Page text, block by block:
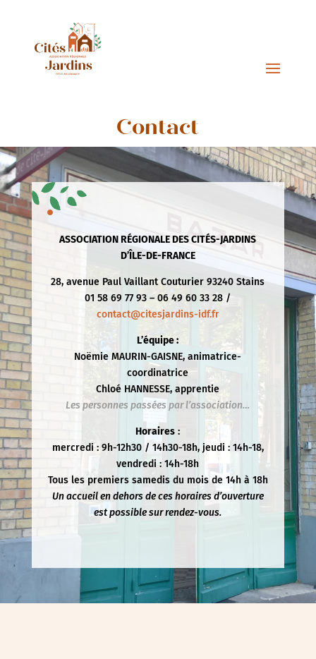
Contact
ASSOCIATION RÉGIONALE DES CITÉS-JARDINS
D’ÎLE-DE-FRANCE
28, avenue Paul Vaillant Couturier 93240 Stains
01 58 69 77 93 – 06 49 60 33 28 /
contact@citesjardins-idf.fr
L’équipe :
Noëmie MAURIN-GAISNE, animatrice-
coordinatrice
Chloé HANNESSE, apprentie
Les personnes passées par l’association…
Horaires :
mercredi : 9h-12h30 / 14h30-18h, jeudi : 14h-18,
vendredi : 14h-18h
Tous les premiers samedis du mois de 14h à 18h
Un accueil en dehors de ces horaires d’ouverture
est possible sur rendez-vous.